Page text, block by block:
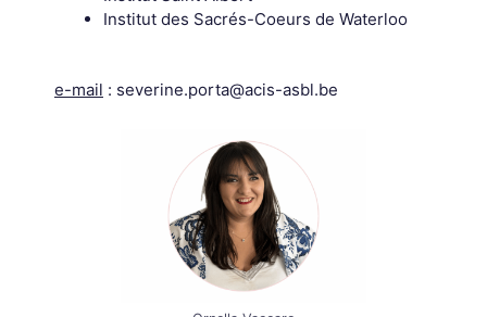
Institut des Sacrés-Coeurs de Waterloo
e-mail : severine.porta@acis-asbl.be